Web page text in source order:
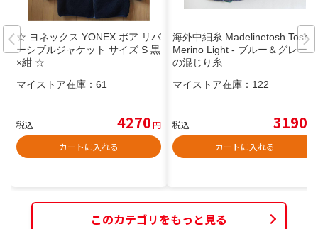
☆ ヨネックス YONEX ボア リバ
ーシブルジャケット サイズ S 黒
×紺 ☆
マイストア在庫： 61
税込 4270円
カートに入れる
海外中細糸 Madelinetosh Tosh
Merino Light - ブルー＆グレー系
の混じり糸
マイストア在庫： 122
税込 3190
カートに入れる
このカテゴリをもっと見る